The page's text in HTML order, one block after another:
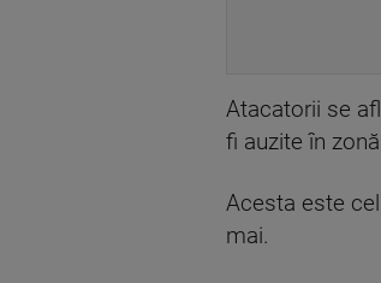
Atacatorii se
fi auzite în
Acesta este
mai.